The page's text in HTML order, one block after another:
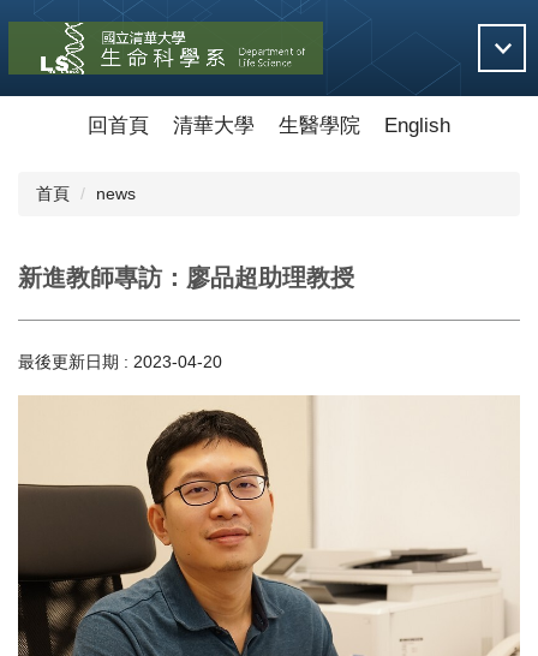
要
回首頁 清華大學 生醫學院 English
首頁 news
新進教師專訪：廖品超助理教授
最後更新日期 : 2023-04-20